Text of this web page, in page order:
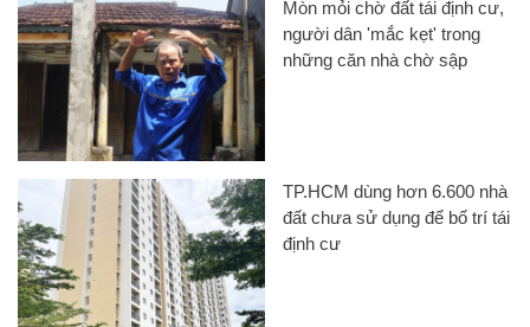
Mòn mỏi chờ đất tái định cư,
người dân 'mắc kẹt' trong
những căn nhà chờ sập
TP.HCM dùng hơn 6.600 nhà
đất chưa sử dụng để bố trí tái
định cư